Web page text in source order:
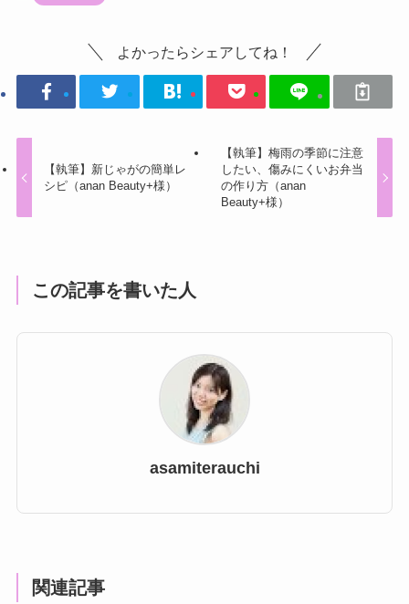
よかったらシェアしてね！
【執筆】新じゃがの簡単レ
シピ（anan Beauty+様）
【執筆】梅雨の季節に注意
したい、傷みにくいお弁当
の作り方（anan
Beauty+様）
この記事を書いた人
asamiterauchi
関連記事